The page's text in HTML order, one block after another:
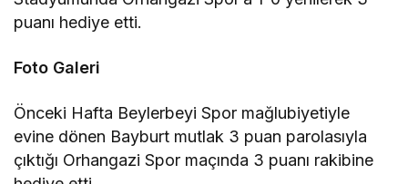
puanı hediye etti.
Foto Galeri
Önceki Hafta Beylerbeyi Spor mağlubiyetiyle
evine dönen Bayburt mutlak 3 puan parolasıyla
çıktığı Orhangazi Spor maçında 3 puanı rakibine